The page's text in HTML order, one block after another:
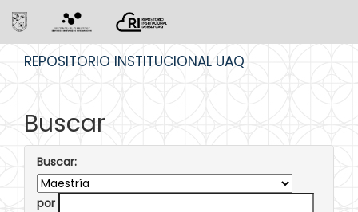
REPOSITORIO INSTITUCIONAL UAQ
Buscar
Buscar:
por